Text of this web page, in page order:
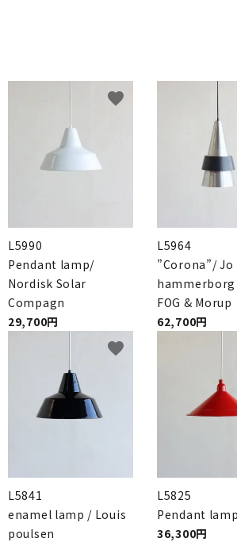
L5990
Pendant lamp/
Nordisk Solar
Compagn
29,700円
favorite
L5964
”Corona”/ Jo
FOG & Morup
62,700円
L5841
enamel lamp / Louis
poulsen
favorite
L5825
Pendant lamp
36,300円